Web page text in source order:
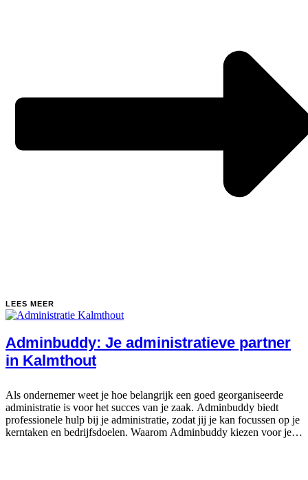
LEES MEER
Adminbuddy: Je administratieve partner
in Kalmthout
Als ondernemer weet je hoe belangrijk een goed georganiseerde
administratie is voor het succes van je zaak. Adminbuddy biedt
professionele hulp bij je administratie, zodat jij je kan focussen op je
kerntaken en bedrijfsdoelen. Waarom Adminbuddy kiezen voor je